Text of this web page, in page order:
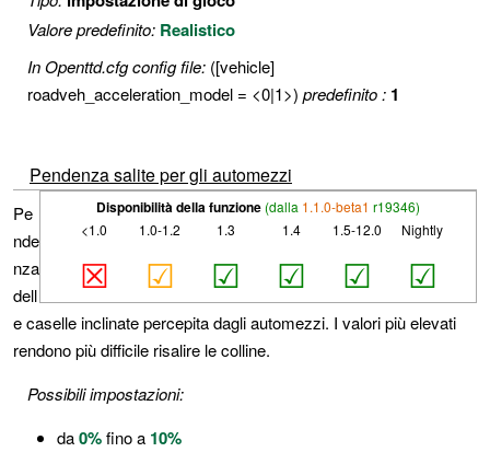
Valore predefinito: Realistico
In Openttd.cfg config file: ([vehicle]
roadveh_acceleration_model = <0|1>) predefinito : 1
Pendenza salite per gli automezzi
Disponibilità della funzione (dalla 1.1.0-beta1 r19346)
<1.0
☒
1.0-1.2
☑
1.3
☑
1.4
☑
1.5-12.0
☑
Nightly
☑
Pe
nde
nza
dell
e caselle inclinate percepita dagli automezzi. I valori più elevati
rendono più difficile risalire le colline.
Possibili impostazioni:
da0%fino a 10%